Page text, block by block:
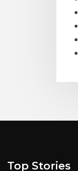
Top Stories